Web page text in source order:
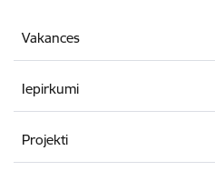
Vakances
Iepirkumi
Projekti